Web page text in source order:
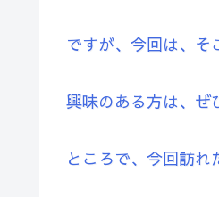
ですが、今回は、そ
興味のある方は、ぜ
ところで、今回訪れ